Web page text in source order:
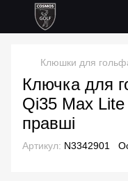
Клюшки для
Ключка для
Qi35 Max
правші
Артикул: N3342901